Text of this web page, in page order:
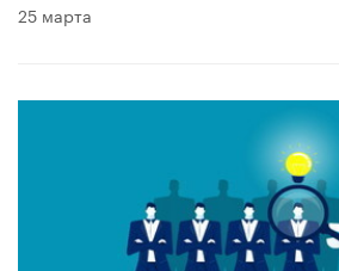
25 марта